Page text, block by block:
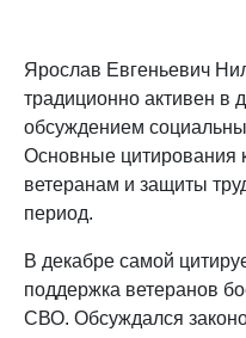
Ярослав Евгеньевич
традиционно активен в
обсуждением
Основные цитирования
ветеранам и защиты
период.
В декабре самой
поддержка ветеранов
СВО. Обсуждался